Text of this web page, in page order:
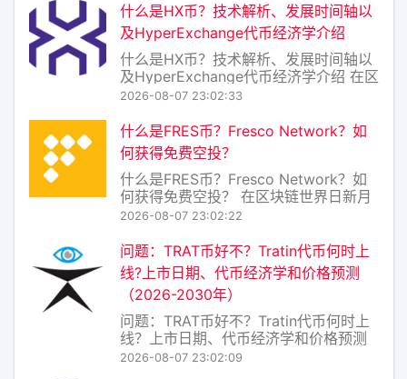
什么是HX币？技术解析、发展时间轴以
及HyperExchange代币经济学介绍
什么是HX币？技术解析、发展时间轴以
及HyperExchange代币经济学介绍 在区
块链世界，跨链互操作性一直是制约生
HyperExchange Coin）正是为解决这
一难题而诞生的原生代币，它驱动着
HyperExchange
2026-08-07 23:02:33
什么是FRES币？Fresco Network？如
何获得免费空投？
什么是FRES币？Fresco Network？如
何获得免费空投？ 在区块链世界日新月
异的今天，各种新项目层出不穷。其
态系统的原生代币，正逐渐引起加密爱
好者的关注。那么，FRES币究竟是什
么？Fresc
2026-08-07 23:02:22
问题：TRAT币好不？Tratin代币何时上
线?上市日期、代币经济学和价格预测
（2026-2030年）
问题：TRAT币好不？Tratin代币何时上
线？上市日期、代币经济学和价格预测
（20262030年） 一、TRAT币是什么？
2026-08-07 23:02:09